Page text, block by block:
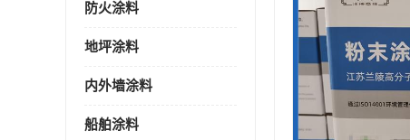
防火涂料
地坪涂料
内外墙涂料
船舶涂料